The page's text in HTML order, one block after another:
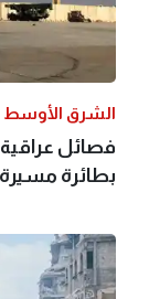
الشرق الأوسط
فصائل
بطائرة مسيرة